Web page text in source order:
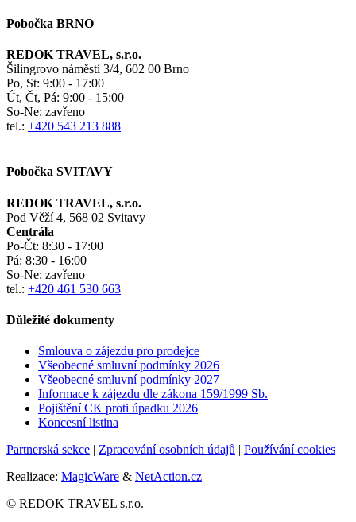
Pobočka BRNO
REDOK TRAVEL, s.r.o.
Šilingrovo náměstí 3/4, 602 00 Brno
Po, St: 9:00 - 17:00
Út, Čt, Pá: 9:00 - 15:00
So-Ne: zavřeno
tel.: +420 543 213 888
Pobočka SVITAVY
REDOK TRAVEL, s.r.o.
Pod Věží 4, 568 02 Svitavy
Centrála
Po-Čt: 8:30 - 17:00
Pá: 8:30 - 16:00
So-Ne: zavřeno
tel.: +420 461 530 663
Důležité dokumenty
Smlouva o zájezdu pro prodejce
Všeobecné smluvní podmínky 2026
Všeobecné smluvní podmínky 2027
Informace k zájezdu dle zákona 159/1999 Sb.
Pojištění CK proti úpadku 2026
Koncesní listina
Partnerská sekce | Zpracování osobních údajů | Používání cookies
Realizace: MagicWare & NetAction.cz
© REDOK TRAVEL s.r.o.